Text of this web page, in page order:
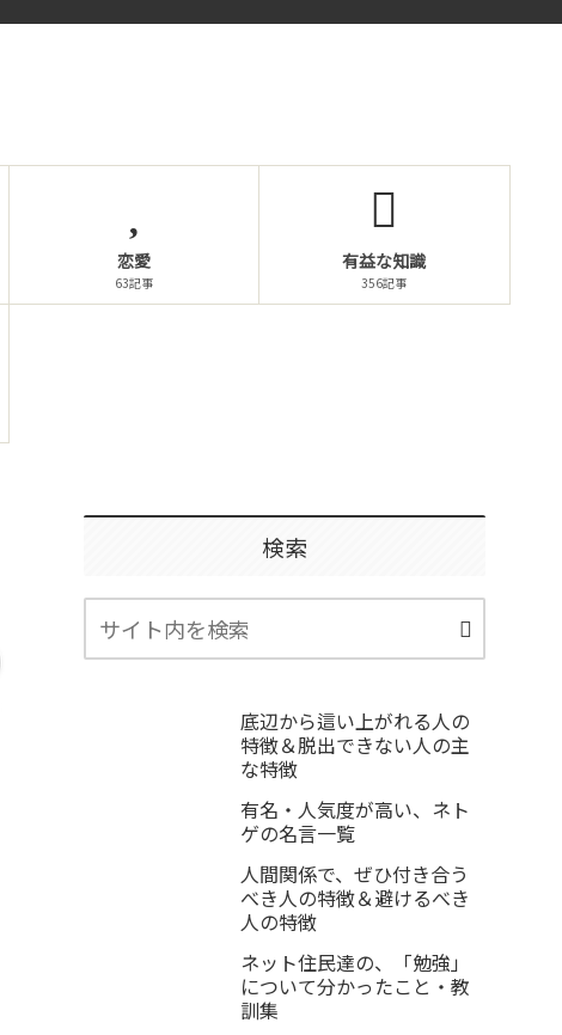
恋愛
63記事
有益な知識
356記事
検索
底辺から這い上がれる人の
特徴＆脱出できない人の主
な特徴
有名・人気度が高い、ネト
ゲの名言一覧
人間関係で、ぜひ付き合う
べき人の特徴＆避けるべき
人の特徴
ネット住民達の、「勉強」
について分かったこと・教
訓集